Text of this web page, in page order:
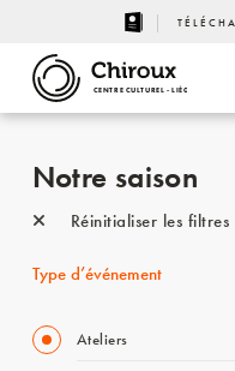
CENTRE CULTUREL - LIÈGE
Notre saison
Réinitialiser les filtres
Type d’événement
Ateliers